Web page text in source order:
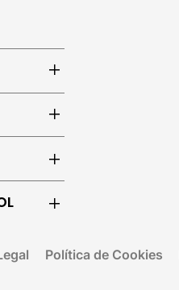
Política de Cookies